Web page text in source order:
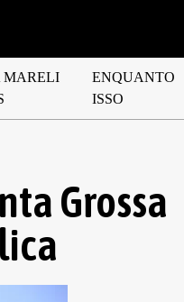
MARELI
ENQUANTO
ISSO
Grossa